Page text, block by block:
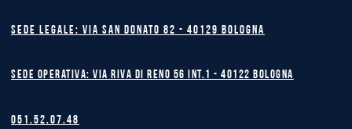
Sede legale: Via San Donato 82 - 40129 BOLOGNA
Sede operativa: Via Riva di Reno 56 int.1 - 40122 BOLOGNA
051.52.07.48